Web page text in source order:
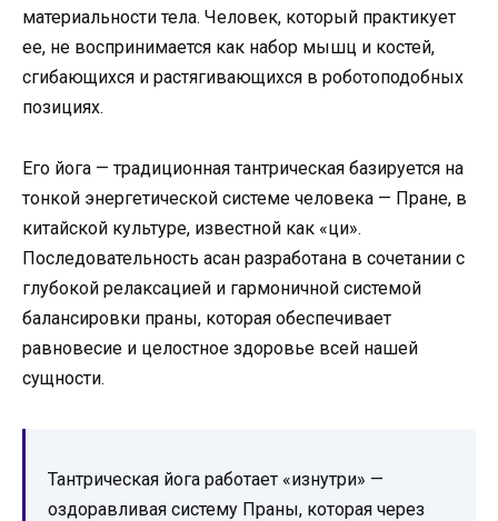
материальности тела. Человек, который практикует
ее, не воспринимается как набор мышц и костей,
сгибающихся и растягивающихся в роботоподобных
позициях.
Его йога — традиционная тантрическая базируется на
тонкой энергетической системе человека — Пране, в
китайской культуре, известной как «ци».
Последовательность асан разработана в сочетании с
глубокой релаксацией и гармоничной системой
балансировки праны, которая обеспечивает
равновесие и целостное здоровье всей нашей
сущности.
Тантрическая йога работает «изнутри» —
оздоравливая систему Праны, которая через